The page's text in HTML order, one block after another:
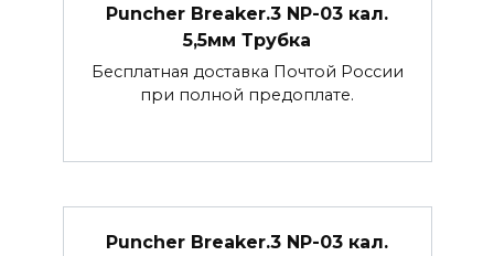
Puncher Breaker.3 NP-03 кал.
5,5мм Трубка
Бесплатная доставка Почтой России
при полной предоплате.
Puncher Breaker.3 NP-03 кал.